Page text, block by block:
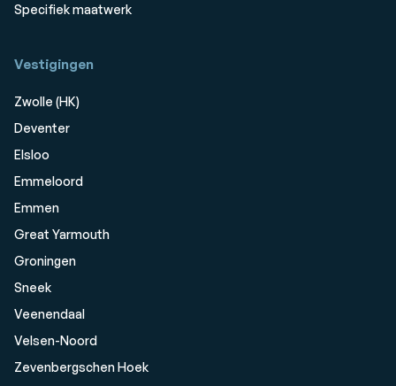
Specifiek maatwerk
Vestigingen
Zwolle (HK)
Deventer
Elsloo
Emmeloord
Emmen
Great Yarmouth
Groningen
Sneek
Veenendaal
Velsen-Noord
Zevenbergschen Hoek